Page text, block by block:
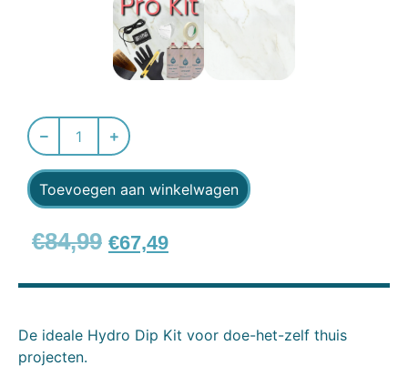
Toevoegen aan winkelwagen
€84,99 €67,49
De ideale Hydro Dip Kit voor doe-het-zelf thuis
projecten.